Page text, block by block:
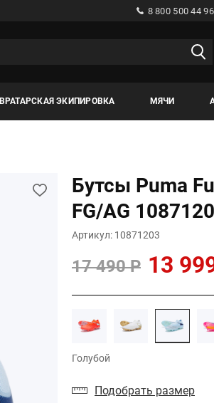
8 800 500 44 96
ВРАТАРСКАЯ ЭКИПИРОВКА МЯЧИ
Бутсы Puma
FG/AG
Артикул: 10871203
17 490 Р 13
Голубой
Подобрать размер